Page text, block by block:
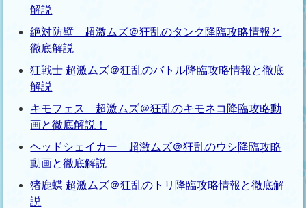
解説
絶対防壁 超激ムズ＠狂乱のタンク降臨攻略情報と
徹底解説
狂戦士 超激ムズ＠狂乱のバトル降臨攻略情報と徹底
解説
キモフェス 超激ムズ＠狂乱のキモネコ降臨攻略動
画と徹底解説！
ヘッドシェイカー 超激ムズ＠狂乱のウシ降臨攻略
動画と徹底解説
猪鹿蝶 超激ムズ＠狂乱のトリ降臨攻略情報と徹底解
説